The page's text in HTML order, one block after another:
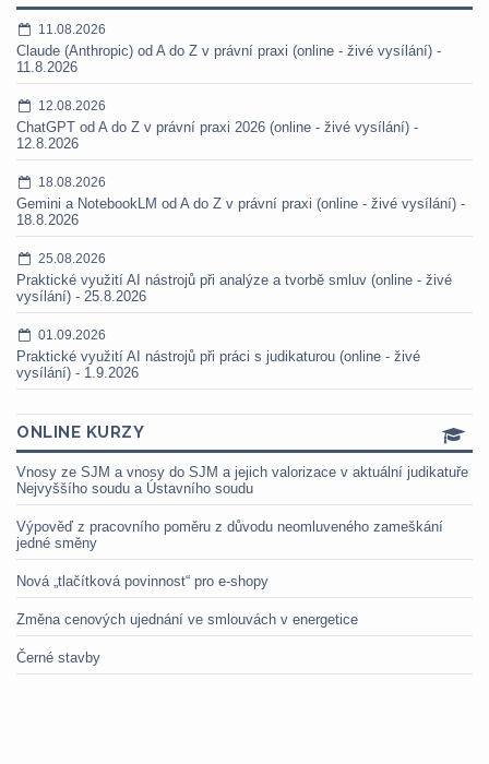
11.08.2026
Claude (Anthropic) od A do Z v právní praxi (online - živé vysílání) -
11.8.2026
12.08.2026
ChatGPT od A do Z v právní praxi 2026 (online - živé vysílání) -
12.8.2026
18.08.2026
Gemini a NotebookLM od A do Z v právní praxi (online - živé vysílání) -
18.8.2026
25.08.2026
Praktické využití AI nástrojů při analýze a tvorbě smluv (online - živé
vysílání) - 25.8.2026
01.09.2026
Praktické využití AI nástrojů při práci s judikaturou (online - živé
vysílání) - 1.9.2026
ONLINE KURZY
Vnosy ze SJM a vnosy do SJM a jejich valorizace v aktuální judikatuře
Nejvyššího soudu a Ústavního soudu
Výpověď z pracovního poměru z důvodu neomluveného zameškání
jedné směny
Nová „tlačítková povinnost“ pro e-shopy
Změna cenových ujednání ve smlouvách v energetice
Černé stavby